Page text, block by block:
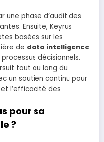
une phase d’audit des
Ensuite, Keyrus
basées sur les
de data intelligence
décisionnels.
tout au long du
un soutien continu pour
l’efficacité des
pour sa
?